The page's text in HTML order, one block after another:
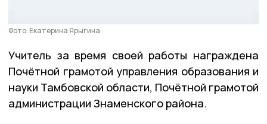
Фото: Екатерина Ярыгина
Учитель за время своей работы награждена
Почётной грамотой управления образования и
науки Тамбовской области, Почётной грамотой
администрации Знаменского района.